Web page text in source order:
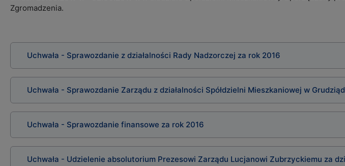
Zgromadzenia.
Uchwała - Sprawozdanie z działalności Rady Nadzorczej za rok 2016
Uchwała - Sprawozdanie Zarządu z działalności Spółdzielni Mieszkaniowej w
Uchwała - Sprawozdanie finansowe za rok 2016
Uchwała - Udzielenie absolutorium Prezesowi Zarządu Lucjanowi Zubrzyckiemu za